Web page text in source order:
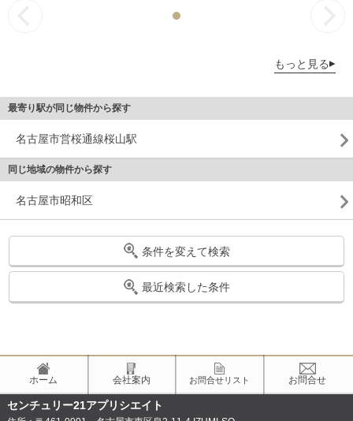
もっと見る
最寄り駅が同じ物件から探す
名古屋市営桜通線桜山駅
同じ地域の物件から探す
名古屋市昭和区
条件を変えて検索
最近検索した条件
ホーム 会社案内 お問合せリスト お問合せ
センチュリー21アプリシエイト